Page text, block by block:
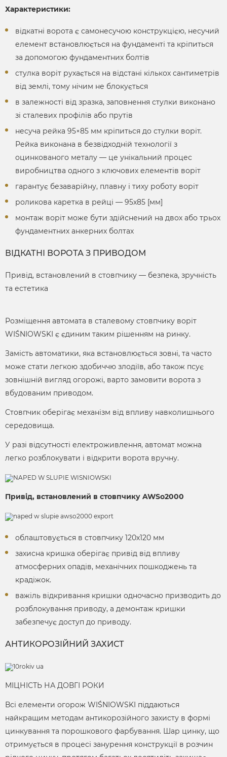
Характеристики:
відкатні ворота є самонесучою конструкцією, несучий
елемент встановлюється на фундаменті та кріпиться
за допомогою фундаментних болтів
стулка воріт рухається на відстані кількох сантиметрів
від землі, тому нічим не блокується
в залежності від зразка, заповнення стулки виконано
зі сталевих профілів або прутів
несуча рейка 95×85 мм кріпиться до стулки воріт.
Рейка виконана в безвідходній технології з
оцинкованого металу — це унікальний процес
виробництва одного з ключових елементів воріт
гарантує безаварійну, плавну і тиху роботу воріт
роликова каретка в рейці — 95х85 [мм]
монтаж воріт може бути здійснений на двох або трьох
фундаментних анкерних болтах
ВІДКАТНІ ВОРОТА З ПРИВОДОМ
Привід, встановлений в стовпчику — безпека, зручність
та естетика
Розміщення автомата в сталевому стовпчику воріт
WIŚNIOWSKI є єдиним таким рішенням на ринку.
Замість автоматики, яка встановлюється зовні, та часто
може стати легкою здобиччю злодіїв, або також псує
зовнішній вигляд огорожі, варто замовити ворота з
вбудованим приводом.
Стовпчик оберігає механізм від впливу навколишнього
середовища.
У разі відсутності електроживлення, автомат можна
легко розблокувати і відкрити ворота вручну.
Привід, встановлений в стовпчику AWSо2000
облаштовується в стовпчику 120х120 мм
захисна кришка оберігає привід від впливу
атмосферних опадів, механічних пошкоджень та
крадіжок.
важіль відкривання кришки одночасно призводить до
розблокування приводу, а демонтаж кришки
забезпечує доступ до приводу.
АНТИКОРОЗІЙНИЙ ЗАХИСТ
МІЦНІСТЬ НА ДОВГІ РОКИ
Всі елементи огорож WIŚNIOWSKI піддаються
найкращим методам антикорозійного захисту в формі
цинкування та порошкового фарбування. Шар цинку, що
отримується в процесі занурення конструкції в розчин